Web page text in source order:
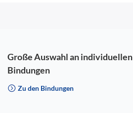
Große Auswahl an individuellen
Bindungen
Zu den Bindungen